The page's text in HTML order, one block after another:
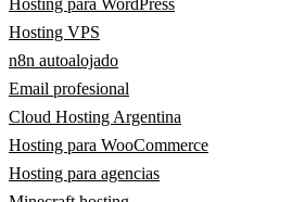
Hosting para WordPress
Hosting VPS
n8n autoalojado
Email profesional
Cloud Hosting Argentina
Hosting para WooCommerce
Hosting para agencias